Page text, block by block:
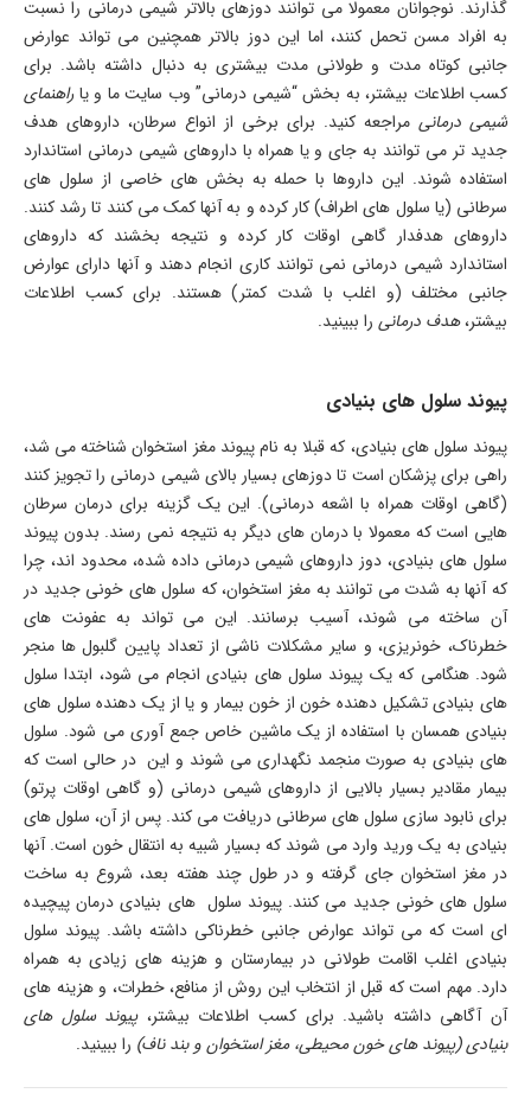
گذارند. نوجوانان معمولا می توانند دوزهای بالاتر شیمی درمانی را نسبت
به افراد مسن تحمل کنند، اما این دوز بالاتر همچنین می تواند عوارض
جانبی کوتاه مدت و طولانی مدت بیشتری به دنبال داشته باشد. برای
کسب اطلاعات بیشتر، به بخش “شیمی درمانی” وب سایت ما و یا راهنمای
شیمی درمانی مراجعه کنید. برای برخی از انواع سرطان، داروهای هدف
جدید تر می توانند به جای و یا همراه با داروهای شیمی درمانی استاندارد
استفاده شوند. این داروها با حمله به بخش های خاصی از سلول های
سرطانی (یا سلول های اطراف) کار کرده و به آنها کمک می کنند تا رشد کنند.
داروهای هدفدار گاهی اوقات کار کرده و نتیجه بخشند که داروهای
استاندارد شیمی درمانی نمی توانند کاری انجام دهند و آنها دارای عوارض
جانبی مختلف (و اغلب با شدت کمتر) هستند. برای کسب اطلاعات
بیشتر،هدف درمانی را ببینید.
پیوند سلول های بنیادی
پیوند سلول های بنیادی، که قبلا به نام پیوند مغز استخوان شناخته می شد،
راهی برای پزشکان است تا دوزهای بسیار بالای شیمی درمانی را تجویز کنند
(گاهی اوقات همراه با اشعه درمانی). این یک گزینه برای درمان سرطان
هایی است که معمولا با درمان های دیگر به نتیجه نمی رسند. بدون پیوند
سلول های بنیادی، دوز داروهای شیمی درمانی داده شده، محدود اند، چرا
که آنها به شدت می توانند به مغز استخوان، که سلول های خونی جدید در
آن ساخته می شوند، آسیب برسانند. این می تواند به عفونت های
خطرناک، خونریزی، و سایر مشکلات ناشی از تعداد پایین گلبول ها منجر
شود. هنگامی که یک پیوند سلول های بنیادی انجام می شود، ابتدا سلول
های بنیادی تشکیل دهنده خون از خون بیمار و یا از یک دهنده سلول های
بنیادی همسان با استفاده از یک ماشین خاص جمع آوری می شود. سلول
های بنیادی به صورت منجمد نگهداری می شوند و این در حالی است که
بیمار مقادیر بسیار بالایی از داروهای شیمی درمانی (و گاهی اوقات پرتو)
برای نابود سازی سلول های سرطانی دریافت می کند. پس از آن، سلول های
بنیادی به یک ورید وارد می شوند که بسیار شبیه به انتقال خون است. آنها
در مغز استخوان جای گرفته و در طول چند هفته بعد، شروع به ساخت
سلول های خونی جدید می کنند. پیوند سلول های بنیادی درمان پیچیده
ای است که می تواند عوارض جانبی خطرناکی داشته باشد. پیوند سلول
بنیادی اغلب اقامت طولانی در بیمارستان و هزینه های زیادی به همراه
دارد. مهم است که قبل از انتخاب این روش از منافع، خطرات، و هزینه های
آن آگاهی داشته باشید. برای کسب اطلاعات بیشتر،پیوند سلول های
بنیادی (پیوند های خون محیطی، مغز استخوان و بند ناف) را ببینید.